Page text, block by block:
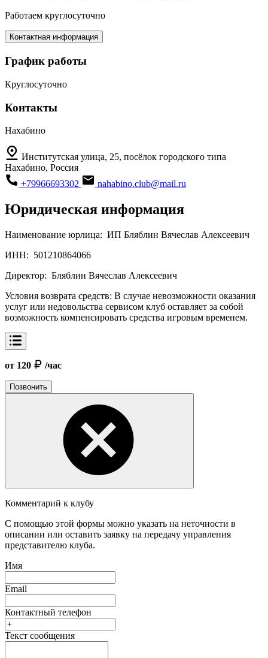
Работаем круглосуточно
Контактная информация
График работы
Круглосуточно
Контакты
Нахабино
Институтская улица, 25, посёлок городского типа
Нахабино, Россия
+79966693302
nahabino.club@mail.ru
Юридическая информация
Наименование юрлица: ИП Бляблин Вячеслав Алексеевич
ИНН: 501210864066
Директор: Бляблин Вячеслав Алексеевич
Условия возврата средств: В случае невозможности оказания
услуг или недовольства сервисом клуб оставляет за собой
возможность компенсировать средства игровым временем.
от 120 /час
Позвонить
Комментарий к клубу
С помощью этой формы можно указать на неточности в
описании или оставить заявку на передачу управления
представителю клуба.
Имя
Email
Контактный телефон
Текст сообщения